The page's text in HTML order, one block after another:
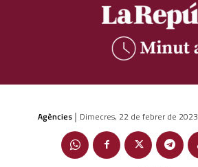
Agències | Dimecres, 22 de febrer de 2023